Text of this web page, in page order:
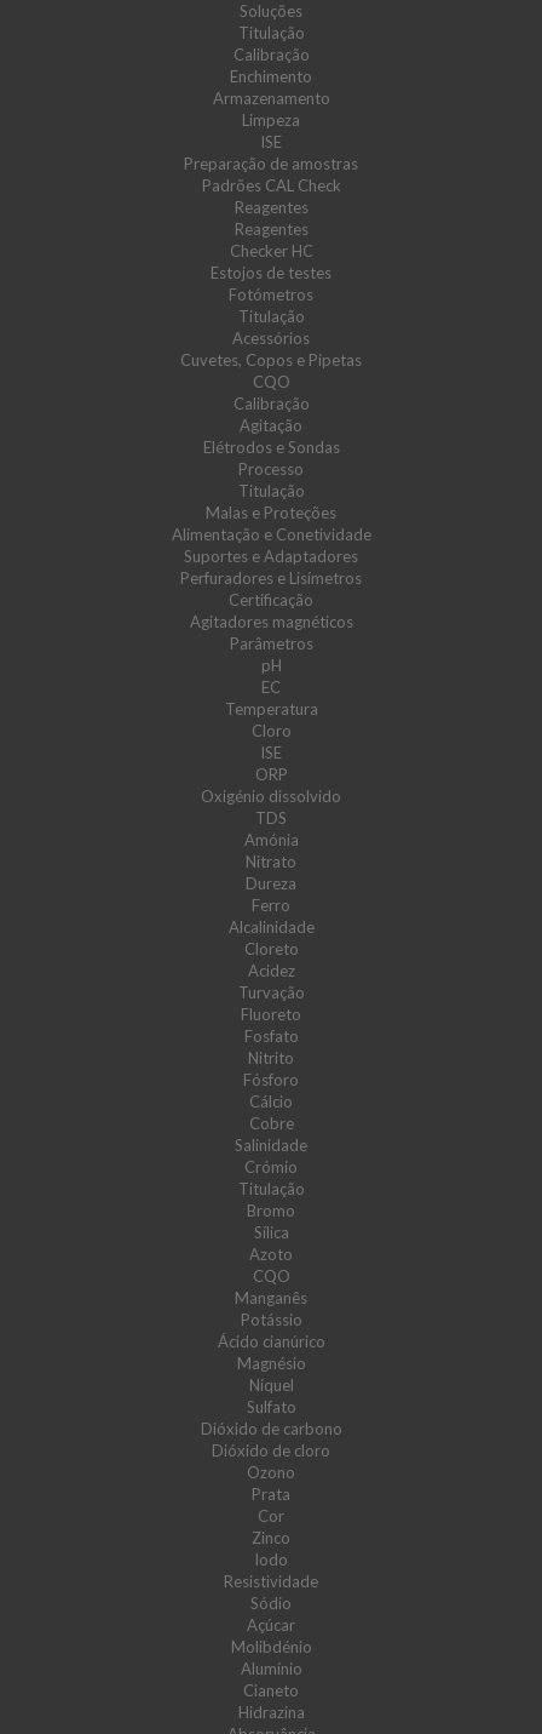
Soluções
Titulação
Calibração
Enchimento
Armazenamento
Limpeza
ISE
Preparação de amostras
Padrões CAL Check
Reagentes
Reagentes
Checker HC
Estojos de testes
Fotómetros
Titulação
Acessórios
Cuvetes, Copos e Pipetas
CQO
Calibração
Agitação
Elétrodos e Sondas
Processo
Titulação
Malas e Proteções
Alimentação e Conetividade
Suportes e Adaptadores
Perfuradores e Lisímetros
Certificação
Agitadores magnéticos
Parâmetros
pH
EC
Temperatura
Cloro
ISE
ORP
Oxigénio dissolvido
TDS
Amónia
Nitrato
Dureza
Ferro
Alcalinidade
Cloreto
Acidez
Turvação
Fluoreto
Fosfato
Nitrito
Fósforo
Cálcio
Cobre
Salinidade
Crómio
Titulação
Bromo
Sílica
Azoto
CQO
Manganês
Potássio
Ácido cianúrico
Magnésio
Níquel
Sulfato
Dióxido de carbono
Dióxido de cloro
Ozono
Prata
Cor
Zinco
Iodo
Resistividade
Sódio
Açúcar
Molibdénio
Alumínio
Cianeto
Hidrazina